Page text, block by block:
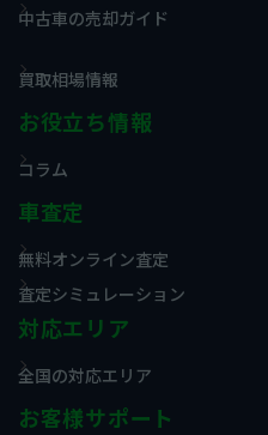
中古車の売却ガイド
買取相場情報
お役立ち情報
コラム
車査定
無料オンライン査定
査定シミュレーション
対応エリア
全国の対応エリア
お客様サポート